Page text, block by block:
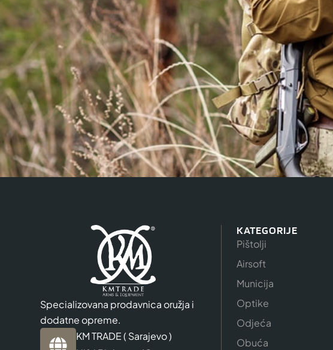
Specializovana prodavnica oružja i
dodatne opreme.
KM TRADE ( Sarajevo )
KATEGORIJE
Pištolji
Airsoft
Municija
Optike
Odjeća
Obuća